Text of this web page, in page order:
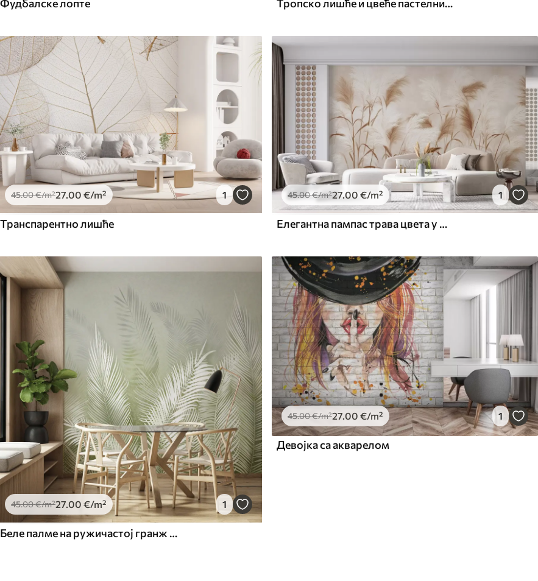
Фудбалске лопте Тропско лишће и цвеће пастелних боја, са светло зеленим, кремастим и суптилним ружичастим
45.00€/m²27.00 €/m² 1
Транспарентно лишће
45.00€/m²27.00 €/m² 1
Елегантна пампас трава цвета у меким беж и млечним тоновима
45.00€/m²27.00 €/m² 1
Беле палме на ружичастој гранж позадини. у зеленим бојама
45.00€/m²27.00 €/m² 1
Девојка са акварелом